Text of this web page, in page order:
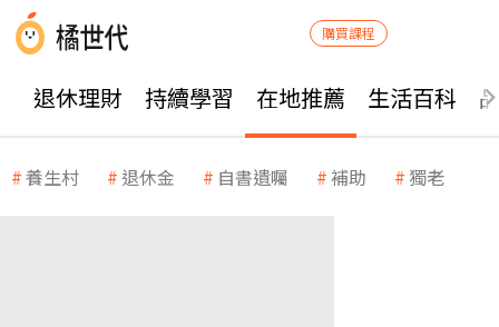
購買課程
退休理財 持續學習 在地推薦 生活百科
養生村 退休金 自書遺囑 補助 獨老